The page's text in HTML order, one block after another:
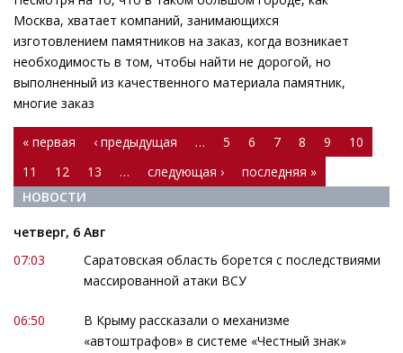
Москва, хватает компаний, занимающихся
изготовлением памятников на заказ, когда возникает
необходимость в том, чтобы найти не дорогой, но
выполненный из качественного материала памятник,
многие заказ
Страницы
« первая ‹ предыдущая … 5 6 7 8 9
10
11
12 13 … следующая ›
последняя »
НОВОСТИ
четверг, 6 Авг
07:03
Саратовская область борется с последствиями
массированной атаки ВСУ
06:50
В Крыму рассказали о механизме
«автоштрафов» в системе «Честный знак»